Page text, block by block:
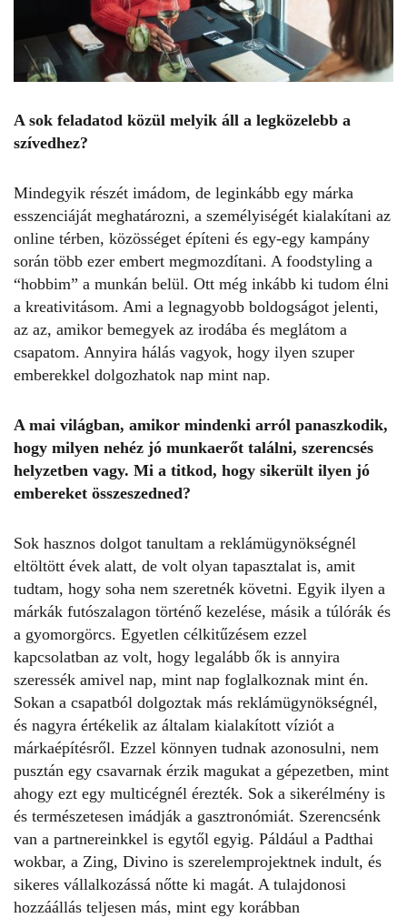
A sok feladatod közül melyik áll a legközelebb a
szívedhez?
Mindegyik részét imádom, de leginkább egy márka
esszenciáját meghatározni, a személyiségét kialakítani az
online térben, közösséget építeni és egy-egy kampány
során több ezer embert megmozdítani. A foodstyling a
“hobbim” a munkán belül. Ott még inkább ki tudom élni
a kreativitásom. Ami a legnagyobb boldogságot jelenti,
az az, amikor bemegyek az irodába és meglátom a
csapatom. Annyira hálás vagyok, hogy ilyen szuper
emberekkel dolgozhatok nap mint nap.
A mai világban, amikor mindenki arról panaszkodik,
hogy milyen nehéz jó munkaerőt találni, szerencsés
helyzetben vagy. Mi a titkod, hogy sikerült ilyen jó
embereket összeszedned?
Sok hasznos dolgot tanultam a reklámügynökségnél
eltöltött évek alatt, de volt olyan tapasztalat is, amit
tudtam, hogy soha nem szeretnék követni. Egyik ilyen a
márkák futószalagon történő kezelése, másik a túlórák és
a gyomorgörcs. Egyetlen célkitűzésem ezzel
kapcsolatban az volt, hogy legalább ők is annyira
szeressék amivel nap, mint nap foglalkoznak mint én.
Sokan a csapatból dolgoztak más reklámügynökségnél,
és nagyra értékelik az általam kialakított víziót a
márkaépítésről. Ezzel könnyen tudnak azonosulni, nem
pusztán egy csavarnak érzik magukat a gépezetben, mint
ahogy ezt egy multicégnél érezték. Sok a sikerélmény is
és természetesen imádják a gasztronómiát. Szerencsénk
van a partnereinkkel is egytől egyig. Páldául a Padthai
wokbar, a Zing, Divino is szerelemprojektnek indult, és
sikeres vállalkozássá nőtte ki magát. A tulajdonosi
hozzáállás teljesen más, mint egy korábban